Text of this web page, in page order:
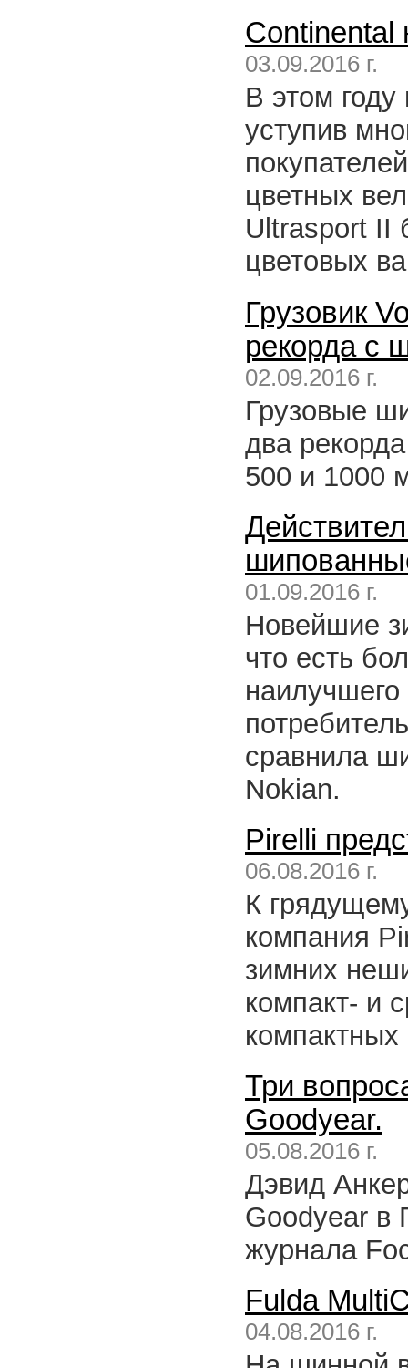
Continental
03.09.2016 г.
В этом
уступив
цветных
Ultrasport II
цветовых
Грузовик
рекорда с
02.09.2016 г.
Грузовые
два
500 и 1000
01.09.2016 г.
Новейшие
что есть
сравнила
Nokian.
Pirelli
06.08.2016 г.
К
компания
зимних
компакт- и
Три
Goodyear.
05.08.2016 г.
Дэвид
Goodyear в
журнала
Fulda
04.08.2016 г.